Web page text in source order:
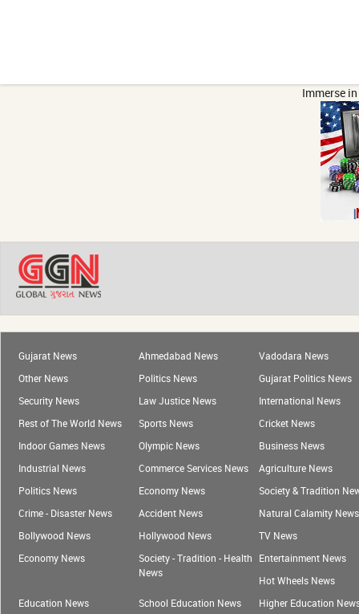
Immerse
Gujarat News Ahmedabad News
Vadodara News
Other News
Politics News
Gujarat Politics News
Security News
Law Justice News
International News
Rest of The World News
Sports News
Cricket News
Indoor Games News
Olympic News
Business News
Industrial News
Commerce Services News
Agriculture News
Politics News
Economy News
Society & Tradition
Crime - Disaster News
Accident News
Natural Calamity News
Bollywood News
Hollywood News
TV News
Economy News
Society - Tradition - Health
News
Entertainment News
Hot Wheels News
Education News
School Education News Higher Education